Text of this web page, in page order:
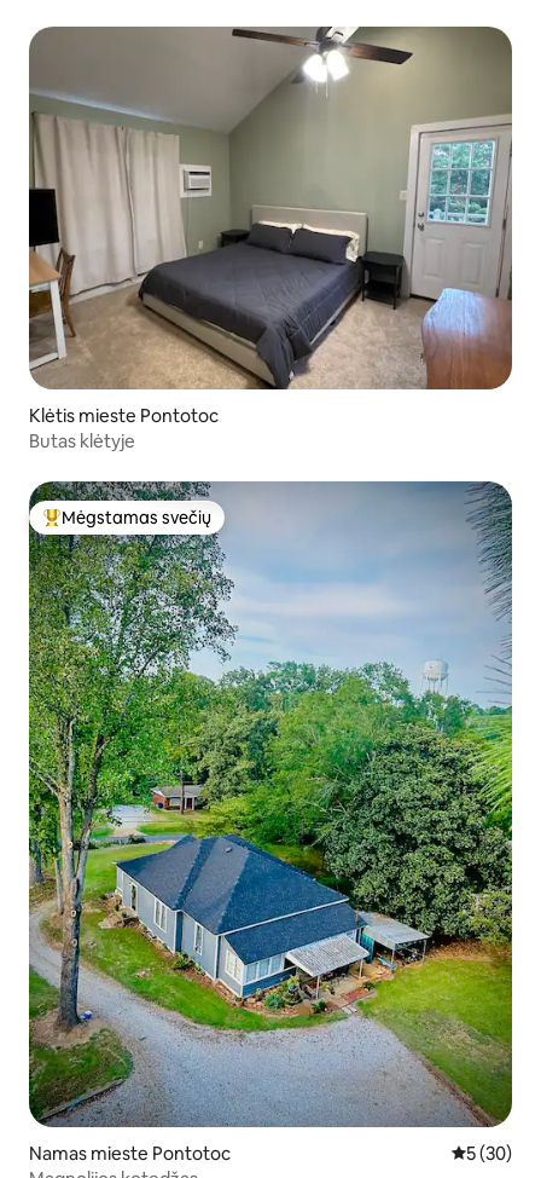
Klėtis mieste Pontotoc
Butas klėtyje
Svečių mėgstamiausias
Mėgstamas svečių
Namas mieste Pontotoc Vidutinis
5 (30)